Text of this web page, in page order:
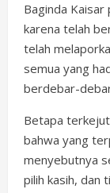
Baginda
karena telah
telah
semua yang
berdebar-
Betapa
bahwa yang
menyebutnya
pilih kasih, dan